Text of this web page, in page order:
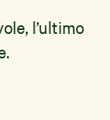
l’ultimo